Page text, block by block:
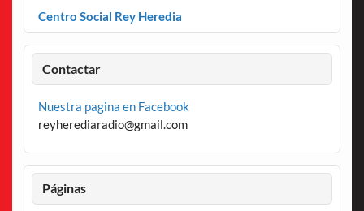
Centro Social Rey Heredia
Contactar
Nuestra pagina en Facebook
reyherediaradio@gmail.com
Páginas